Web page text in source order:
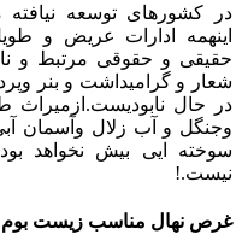
در کشورهای توسعه
اینهمه ادارات عریض و
حقیقی و حقوقی مرتبط و
شعار و گرامیداشت و بنر
در حال نابودیست.ازمیراث
وجنگل و آب زلال وآسمان
سوخته ایی بیش نخواهد
نیست.!
غرص نهال مناسب زیست